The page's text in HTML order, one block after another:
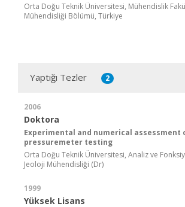
Orta Doğu Teknik Üniversitesi, Mühendislik
Mühendisliği Bölümü, Türkiye
Yaptığı Tezler 2
2006
Doktora
Experimental and numerical assessment
pressuremeter testing
Orta Doğu Teknik Üniversitesi, Analiz ve
Jeoloji Mühendisliği (Dr)
1999
Yüksek Lisans